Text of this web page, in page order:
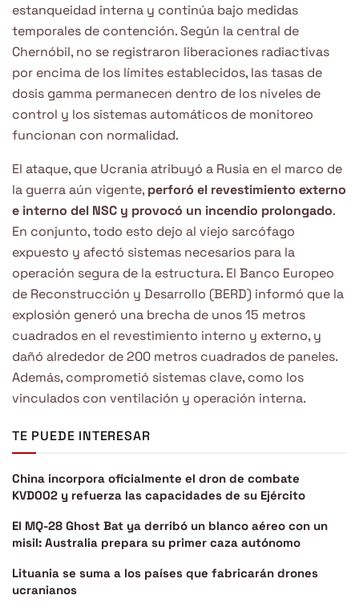
estanqueidad interna y continúa bajo medidas
temporales de contención. Según la central de
Chernóbil, no se registraron liberaciones radiactivas
por encima de los límites establecidos, las tasas de
dosis gamma permanecen dentro de los niveles de
control y los sistemas automáticos de monitoreo
funcionan con normalidad.
El ataque, que Ucrania atribuyó a Rusia en el marco de
la guerra aún vigente, perforó el revestimiento externo
e interno del NSC y provocó un incendio prolongado.
En conjunto, todo esto dejo al viejo sarcófago
expuesto y afectó sistemas necesarios para la
operación segura de la estructura. El Banco Europeo
de Reconstrucción y Desarrollo (BERD) informó que la
explosión generó una brecha de unos 15 metros
cuadrados en el revestimiento interno y externo, y
dañó alrededor de 200 metros cuadrados de paneles.
Además, comprometió sistemas clave, como los
vinculados con ventilación y operación interna.
TE PUEDE INTERESAR
China incorpora oficialmente el dron de combate
KVD002 y refuerza las capacidades de su Ejército
El MQ-28 Ghost Bat ya derribó un blanco aéreo con un
misil: Australia prepara su primer caza autónomo
Lituania se suma a los países que fabricarán drones
ucranianos